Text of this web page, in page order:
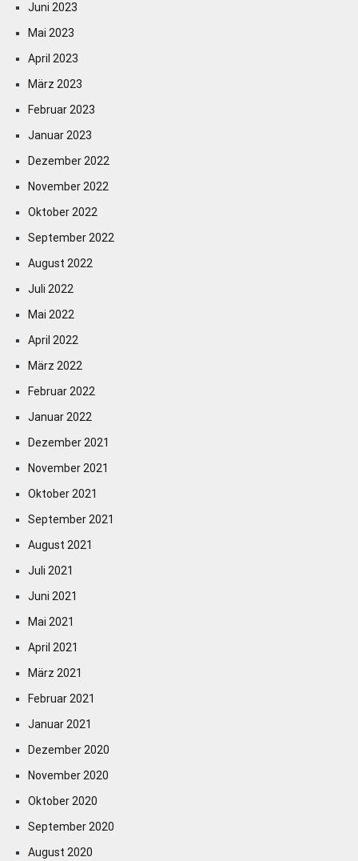
Juni 2023
Mai 2023
April 2023
März 2023
Februar 2023
Januar 2023
Dezember 2022
November 2022
Oktober 2022
September 2022
August 2022
Juli 2022
Mai 2022
April 2022
März 2022
Februar 2022
Januar 2022
Dezember 2021
November 2021
Oktober 2021
September 2021
August 2021
Juli 2021
Juni 2021
Mai 2021
April 2021
März 2021
Februar 2021
Januar 2021
Dezember 2020
November 2020
Oktober 2020
September 2020
August 2020